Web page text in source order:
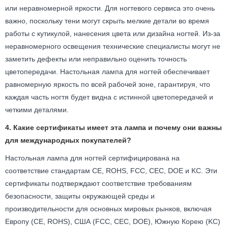
или неравномерной яркости. Для ногтевого сервиса это очень
важно, поскольку тени могут скрыть мелкие детали во время
работы с кутикулой, нанесения цвета или дизайна ногтей. Из-за
неравномерного освещения технические специалисты могут не
заметить дефекты или неправильно оценить точность
цветопередачи. Настольная лампа для ногтей обеспечивает
равномерную яркость по всей рабочей зоне, гарантируя, что
каждая часть ногтя будет видна с истинной цветопередачей и
четкими деталями.
4. Какие сертификаты имеет эта лампа и почему они важны
для международных покупателей?
Настольная лампа для ногтей сертифицирована на
соответствие стандартам CE, ROHS, FCC, CEC, DOE и KC. Эти
сертификаты подтверждают соответствие требованиям
безопасности, защиты окружающей среды и
производительности для основных мировых рынков, включая
Европу (CE, ROHS), США (FCC, CEC, DOE), Южную Корею (KC)